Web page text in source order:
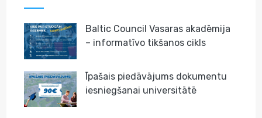
Baltic Council Vasaras akadēmija
– informatīvo tikšanos cikls
Īpašais piedāvājums dokumentu
iesniegšanai universitātē